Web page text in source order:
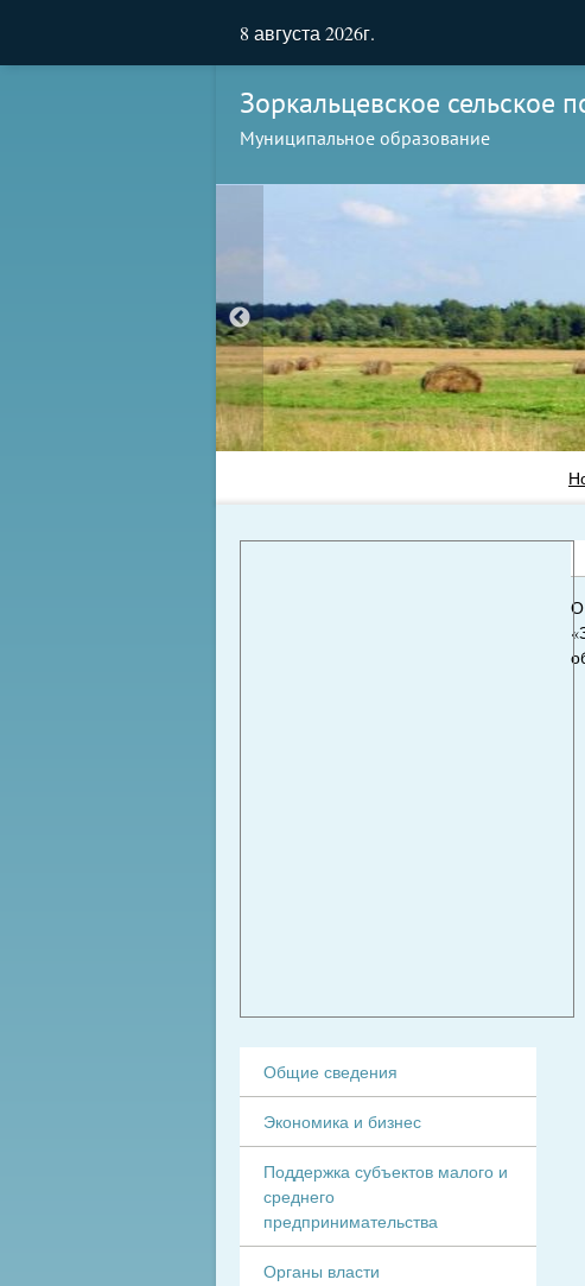
8 августа 2026г.
Зоркальцевское сельское
Муниципальное образование
О
Общие сведения
Экономика и бизнес
Поддержка субъектов малого и
среднего
предпринимательства
Органы власти